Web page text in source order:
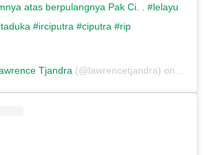
atas berpulangnya Pak Ci. . #lelayu
#irciputra #ciputra #rip
Tjandra (@lawrencetjandra) on